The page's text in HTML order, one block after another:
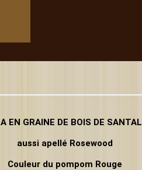
EN GRAINE DE BOIS DE
aussi apellé Rosewood
Couleur du pompom Rouge